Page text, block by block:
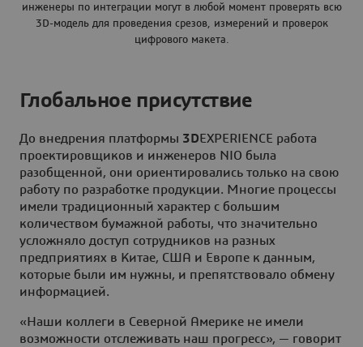
инженеры по интеграции могут в любой момент проверять всю
3D-модель для проведения срезов, измерений и проверок
цифрового макета.
Глобальное присутствие
До внедрения платформы 3DEXPERIENCE работа
проектировщиков и инженеров NIO была
разобщенной, они ориентировались только на свою
работу по разработке продукции. Многие процессы
имели традиционный характер с большим
количеством бумажной работы, что значительно
усложняло доступ сотрудников на разных
предприятиях в Китае, США и Европе к данным,
которые были им нужны, и препятствовало обмену
информацией.
«Наши коллеги в Северной Америке не имели
возможности отслеживать наш прогресс», — говорит